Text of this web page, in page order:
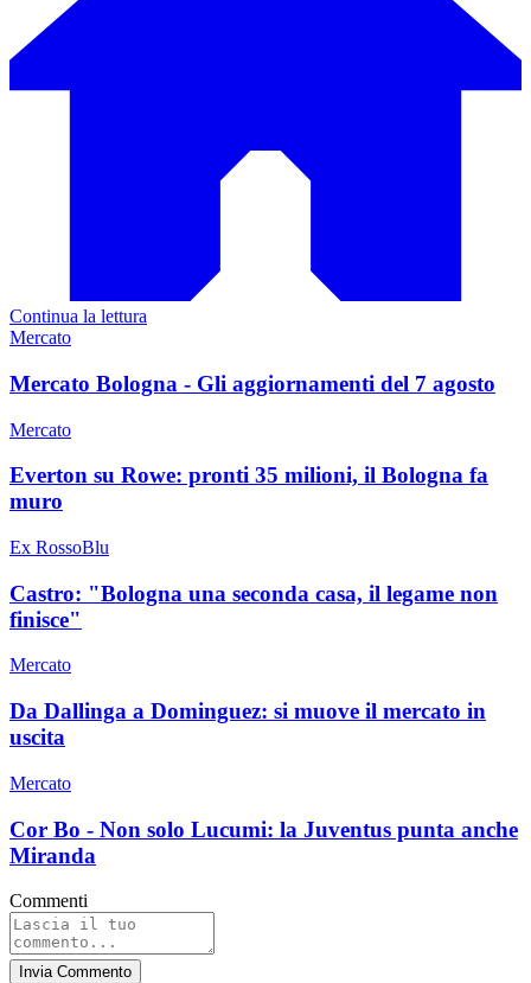
Continua la lettura
Mercato
Mercato Bologna - Gli aggiornamenti del 7 agosto
Mercato
Everton su Rowe: pronti 35 milioni, il Bologna fa
muro
Ex RossoBlu
Castro: "Bologna una seconda casa, il legame non
finisce"
Mercato
Da Dallinga a Dominguez: si muove il mercato in
uscita
Mercato
Cor Bo - Non solo Lucumi: la Juventus punta anche
Miranda
Commenti
Invia Commento